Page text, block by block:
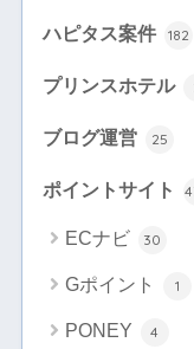
ハピタス案件 182
プリンスホテル
ブログ運営 25
ポイントサイト
ECナビ 30
Gポイント 1
PONEY 4